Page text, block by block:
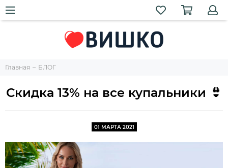
Главная БЛОГ
Скидка 13% на все купальники 👙
01 МАРТА 2021